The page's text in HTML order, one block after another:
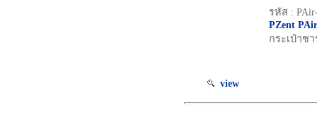
view
รหัส :
PZent
กระเป๋าชา